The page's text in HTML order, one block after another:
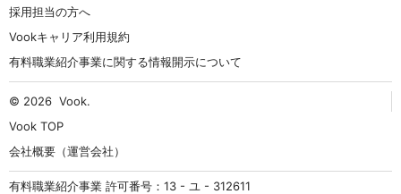
採用担当の方へ
Vookキャリア利用規約
有料職業紹介事業に関する情報開示について
© 2026 Vook.
Vook TOP
会社概要（運営会社）
有料職業紹介事業 許可番号：13 - ユ - 312611